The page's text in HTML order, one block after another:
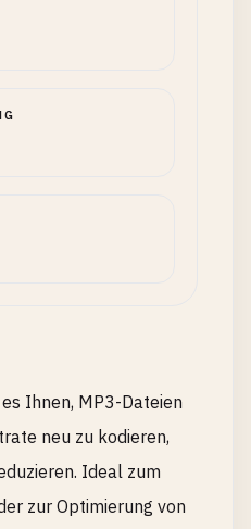
Ihnen, MP3-Dateien
neu zu kodieren,
Ideal zum
zur Optimierung von